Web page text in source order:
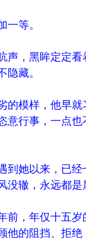
等。
，黑眸定定看
隐藏。
模样，他早就
意行事，一点也
她以来，已经
没辙，永远都是
，年仅十五岁
他的阻挡、拒绝